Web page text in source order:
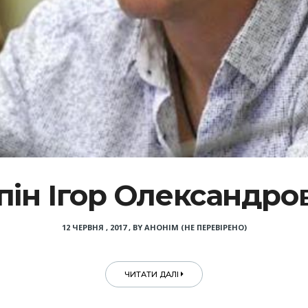
Ігор
12 ЧЕРВНЯ , 2017, BY АНОНІМ (НЕ ПЕРЕВІРЕНО)
ЧИТАТИ ДАЛІ